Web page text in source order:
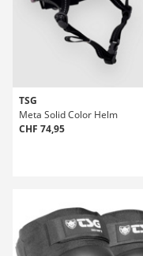
TSG
Meta Solid Color Helm
CHF 74,95